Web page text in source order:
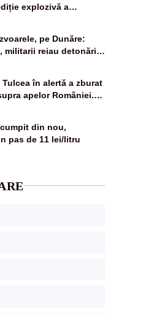
explozivă a
la Realitatea PLUS
pe Dunăre:
militarii reiau detonările
în alertă a zburat
apelor României.
F-16
din nou,
pas de 11 lei/litru